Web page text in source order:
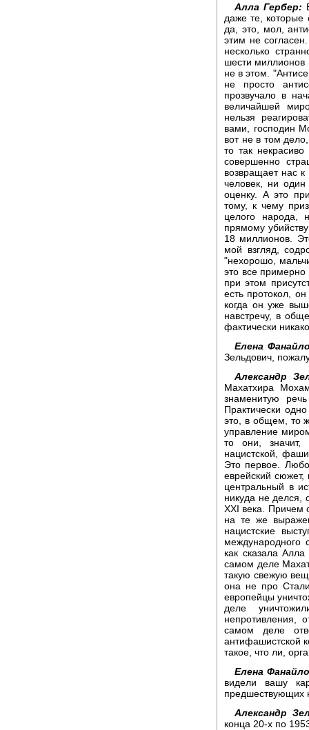
Алла Гербер:
даже те, которые
да, это, мол,
этим не
несколько
шести миллионов
не в этом.
не просто
прозвучало в
величайшей
нельзя
вами, господин
вот не в том
то так
совершенно
возвращает нас
человек, ни
оценку. А это
тому, к чему
целого народа,
прямому
18 миллионов.
мой взгляд,
"нехорошо,
это все
при этом
есть протокол,
когда он уже
навстречу, в
фактически
Елена
Зельдович,
Александр
Махатхира
знаменитую
Практически
это, в общем, то
управление
то они,
нацистской,
Это первое.
еврейский
центральный в
никуда не делся,
ХХI века. Причем
на те же
нацистские
международного
как сказала
самом деле
такую свежую
она не про
европейцы
деле
непротивления,
самом деле
антифашистской
такое, что ли,
Елена
видели вашу
предшествующих
Александр
конца 20-х по